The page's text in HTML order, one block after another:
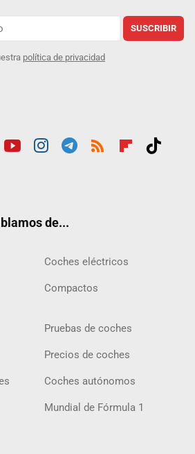
SUSCRIBIR
política de privacidad
de...
Coches eléctricos
Compactos
Pruebas de coches
Precios de coches
Coches autónomos
Mundial de Fórmula 1